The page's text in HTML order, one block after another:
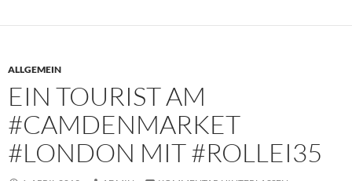
ALLGEMEIN
EIN TOURIST AM
#CAMDENMARKET
#LONDON MIT #ROLLEI35